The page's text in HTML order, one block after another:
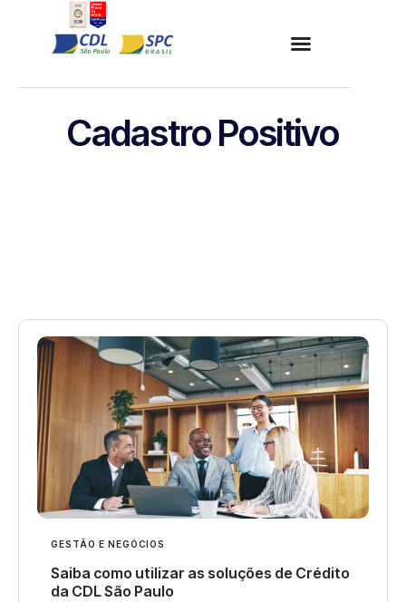
Cadastro Positivo
GESTÃO E NEGÓCIOS
Saiba como utilizar as soluções de Crédito
da CDL São Paulo